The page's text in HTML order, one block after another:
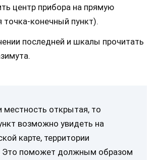
центр прибора на прямую
точка-конечный пункт).
последней и шкалы прочитать
местность открытая, то
возможно увидеть на
карте, территории
Это поможет должным образом